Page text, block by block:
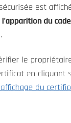
est
l'apparition du
le
en cliquant
l'affichage du